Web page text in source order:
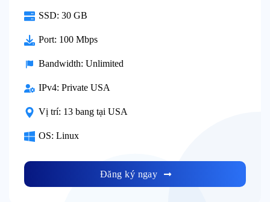
SSD: 30 GB
Port: 100 Mbps
Bandwidth: Unlimited
IPv4: Private USA
Vị trí: 13 bang tại USA
OS: Linux
Đăng ký ngay